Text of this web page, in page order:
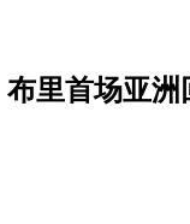
里首场亚